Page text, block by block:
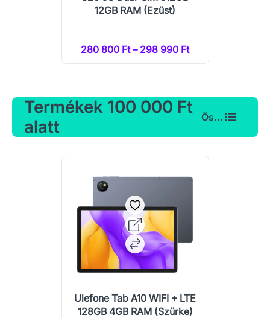
12GB RAM (Ezüst)
280 800 Ft – 298 990 Ft
Termékek 100 000 Ft
alatt
Összes
Ulefone Tab A10 WIFI + LTE
128GB 4GB RAM (Szürke)